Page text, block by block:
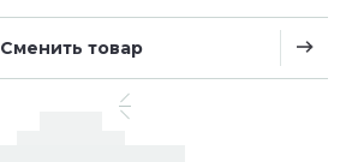
Сменить товар